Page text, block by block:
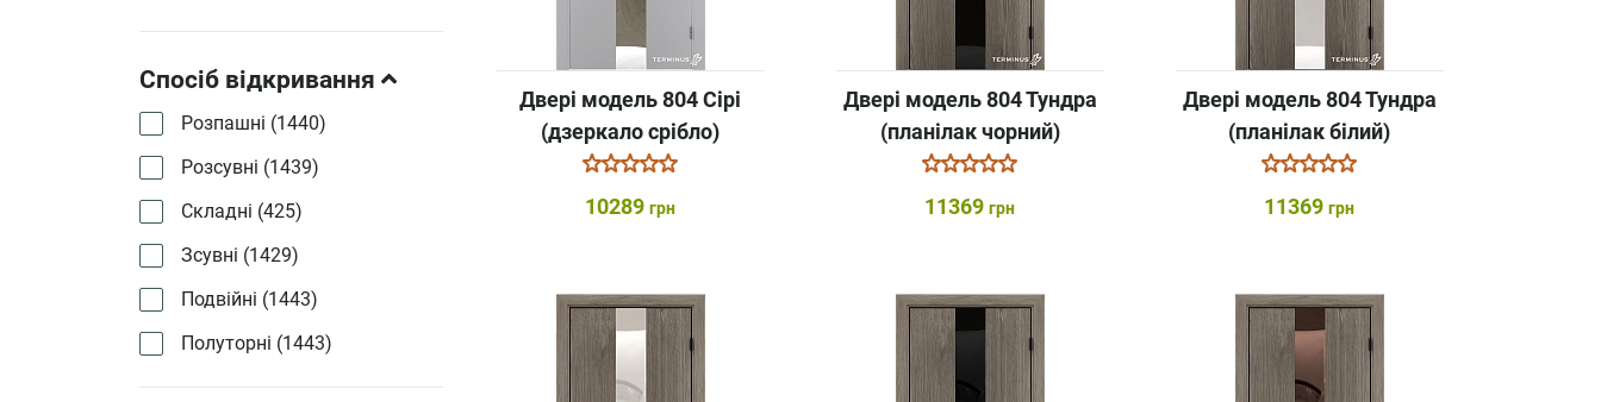
Спосіб відкривання
Розпашні (1440)
Розсувні (1439)
Складні (425)
Зсувні (1429)
Подвійні (1443)
Полуторні (1443)
Двері модель 804 Сірі
(дзеркало срібло)
10289грн
Двері модель 804 Тундра
(планілак чорний)
11369грн
Двері модель 804 Тундра
(планілак білий)
11369грн